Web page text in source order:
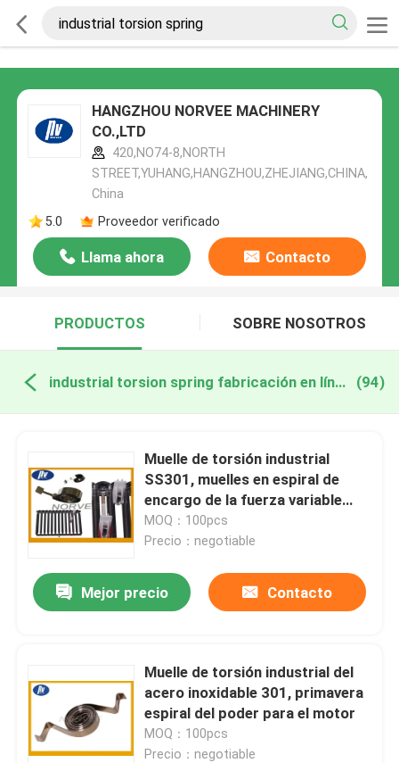
HANGZHOU NORVEE MACHINERY
CO.,LTD
420,NO74-8,NORTH
STREET,YUHANG,HANGZHOU,ZHEJIANG,CHINA,
China
5.0
Proveedor verificado
Llama ahora Contacto
PRODUCTOS SOBRE NOSOTROS
industrial torsion spring fabricación en línea (94)
Muelle de torsión industrial
SS301, muelles en espiral de
encargo de la fuerza variable
para los balanceadores de la
herramienta
MOQ：100pcs
Precio：negotiable
Mejor precio Contacto
Muelle de torsión industrial del
acero inoxidable 301, primavera
espiral del poder para el motor
MOQ：100pcs
Precio：negotiable